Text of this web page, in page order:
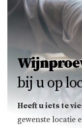
bij u op
Heeft u iets te
gewenste locatie